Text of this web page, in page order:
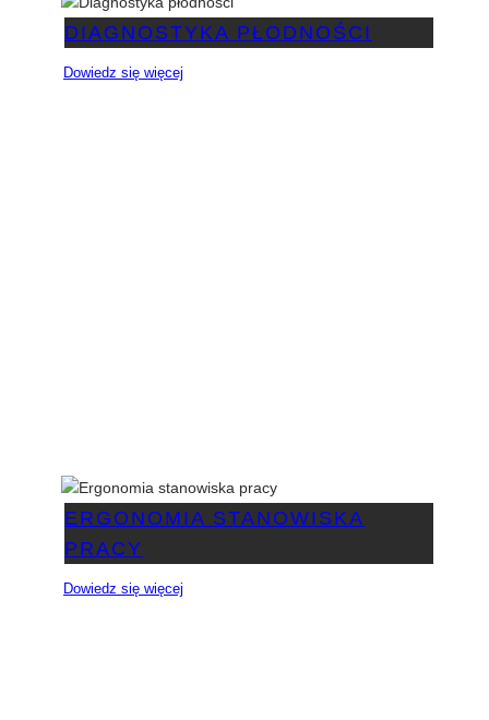
DIAGNOSTYKA PŁODNOŚCI
Dowiedz się więcej
ERGONOMIA STANOWISKA
PRACY
Dowiedz się więcej